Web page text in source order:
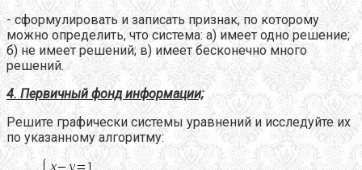
- сформулировать и записать признак, по которому
можно определить, что система: а) имеет одно решение;
б) не имеет решений; в) имеет бесконечно много
решений.
4. Первичный фонд информации;
Решите графически системы уравнений и исследуйте их
по указанному алгоритму: